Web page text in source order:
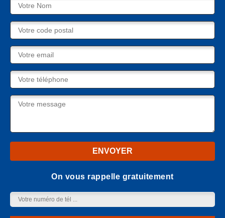
On vous rappelle gratuitement